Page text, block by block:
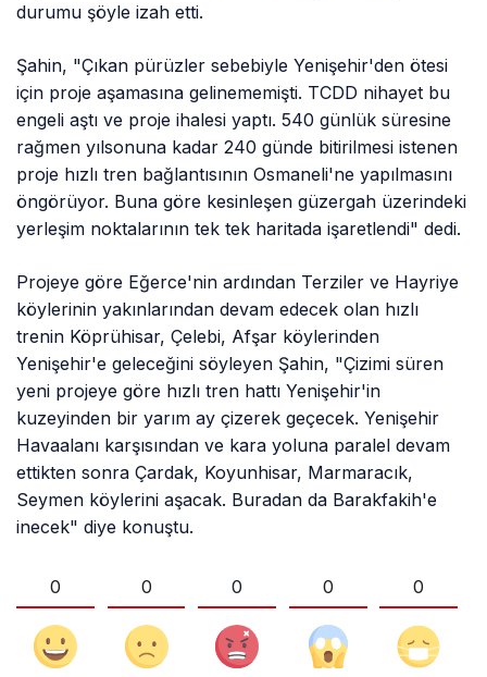
durumu şöyle izah etti.
Şahin, "Çıkan pürüzler sebebiyle Yenişehir'den ötesi
için proje aşamasına gelinememişti. TCDD nihayet bu
engeli aştı ve proje ihalesi yaptı. 540 günlük süresine
rağmen yılsonuna kadar 240 günde bitirilmesi istenen
proje hızlı tren bağlantısının Osmaneli'ne yapılmasını
öngörüyor. Buna göre kesinleşen güzergah üzerindeki
yerleşim noktalarının tek tek haritada işaretlendi" dedi.
Projeye göre Eğerce'nin ardından Terziler ve Hayriye
köylerinin yakınlarından devam edecek olan hızlı
trenin Köprühisar, Çelebi, Afşar köylerinden
Yenişehir'e geleceğini söyleyen Şahin, "Çizimi süren
yeni projeye göre hızlı tren hattı Yenişehir'in
kuzeyinden bir yarım ay çizerek geçecek. Yenişehir
Havaalanı karşısından ve kara yoluna paralel devam
ettikten sonra Çardak, Koyunhisar, Marmaracık,
Seymen köylerini aşacak. Buradan da Barakfakih'e
inecek" diye konuştu.
0 0 0 0 0